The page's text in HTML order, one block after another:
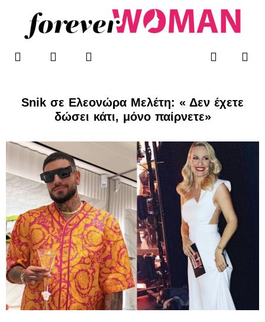
περιεχόμενο
F
a
b
o
-
T
w
t
e
r
I
n
a
g
r
m
Search
Snik σε Ελεονώρα Μελέτη: « Δεν έχετε
δώσει κάτι, μόνο παίρνετε»